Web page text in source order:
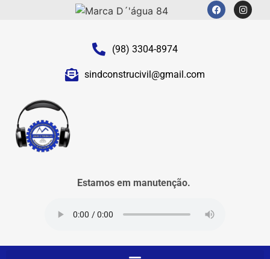
(98) 3304-8974
sindconstrucivil@gmail.com
Estamos em manutenção.